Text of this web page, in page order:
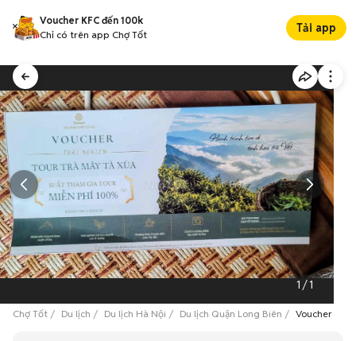
Voucher KFC đến 100k
Chỉ có trên app Chợ Tốt
Tải app
1 /1
Chợ Tốt Du lịch Du lịch Hà Nội Du lịch Quận Long Biên Voucher du